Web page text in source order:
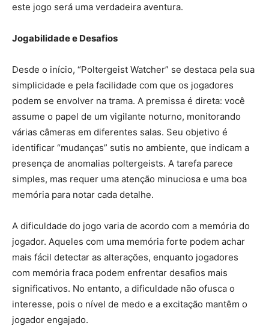
este jogo será uma verdadeira aventura.
Jogabilidade e Desafios
Desde o início, “Poltergeist Watcher” se destaca pela sua
simplicidade e pela facilidade com que os jogadores
podem se envolver na trama. A premissa é direta: você
assume o papel de um vigilante noturno, monitorando
várias câmeras em diferentes salas. Seu objetivo é
identificar “mudanças” sutis no ambiente, que indicam a
presença de anomalias poltergeists. A tarefa parece
simples, mas requer uma atenção minuciosa e uma boa
memória para notar cada detalhe.
A dificuldade do jogo varia de acordo com a memória do
jogador. Aqueles com uma memória forte podem achar
mais fácil detectar as alterações, enquanto jogadores
com memória fraca podem enfrentar desafios mais
significativos. No entanto, a dificuldade não ofusca o
interesse, pois o nível de medo e a excitação mantêm o
jogador engajado.